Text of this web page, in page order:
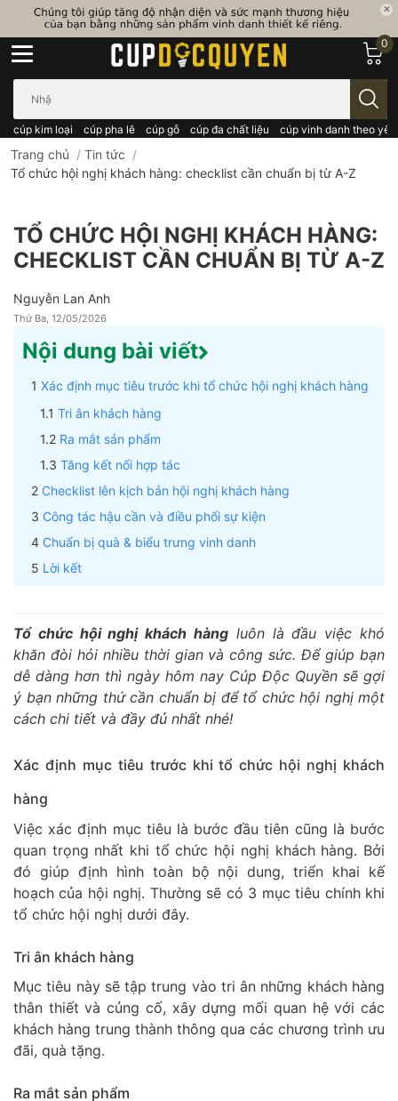
cúp kim loại cúp pha lê cúp gỗ cúp đa chất liệu cúp vinh danh theo
0
Trang chủ / Tin tức /
Tổ chức hội nghị khách hàng: checklist cần chuẩn bị từ A-Z
TỔ CHỨC HỘI NGHỊ KHÁCH HÀNG:
CHECKLIST CẦN CHUẨN BỊ TỪ A-Z
Nguyễn Lan Anh
Thứ Ba, 12/05/2026
Nội dung bài viết
Xác định mục tiêu trước khi tổ chức hội nghị khách hàng
Tri ân khách hàng
Ra mắt sản phẩm
Tăng kết nối hợp tác
Checklist lên kịch bản hội nghị khách hàng
Công tác hậu cần và điều phối sự kiện
Chuẩn bị quà & biểu trưng vinh danh
Lời kết
Tổ chức hội nghị khách hàng luôn là đầu việc khó
khăn đòi hỏi nhiều thời gian và công sức. Để giúp bạn
dễ dàng hơn thì ngày hôm nay Cúp Độc Quyền sẽ gợi
ý bạn những thứ cần chuẩn bị để tổ chức hội nghị một
cách chi tiết và đầy đủ nhất nhé!
Xác định mục tiêu trước khi tổ chức hội nghị khách
hàng
Việc xác định mục tiêu là bước đầu tiên cũng là bước
quan trọng nhất khi tổ chức hội nghị khách hàng. Bởi
đó giúp định hình toàn bộ nội dung, triển khai kế
hoạch của hội nghị. Thường sẽ có 3 mục tiêu chính khi
tổ chức hội nghị dưới đây.
Tri ân khách hàng
Mục tiêu này sẽ tập trung vào tri ân những khách hàng
thân thiết và củng cố, xây dựng mối quan hệ với các
khách hàng trung thành thông qua các chương trình ưu
đãi, quà tặng.
Ra mắt sản phẩm